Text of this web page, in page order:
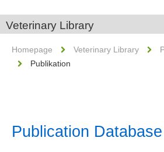
Veterinary Library
Homepage Veterinary Library
Publikation
Publication Database